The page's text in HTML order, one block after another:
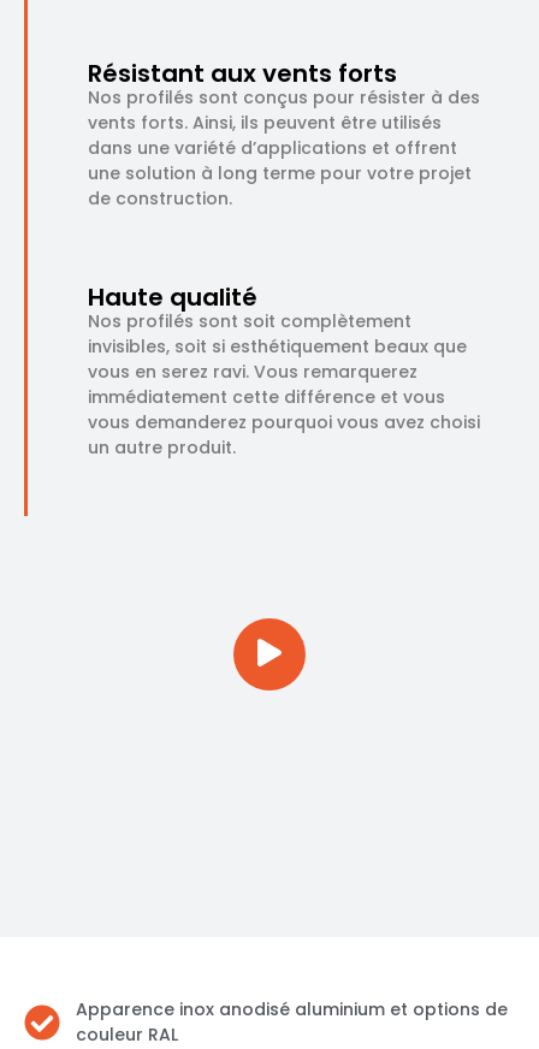
Résistant aux vents forts
Nos profilés sont conçus pour résister à des
vents forts. Ainsi, ils peuvent être utilisés
dans une variété d’applications et offrent
une solution à long terme pour votre projet
de construction.
Haute qualité
Nos profilés sont soit complètement
invisibles, soit si esthétiquement beaux que
vous en serez ravi. Vous remarquerez
immédiatement cette différence et vous
vous demanderez pourquoi vous avez choisi
un autre produit.
Apparence inox anodisé aluminium et options de
couleur RAL